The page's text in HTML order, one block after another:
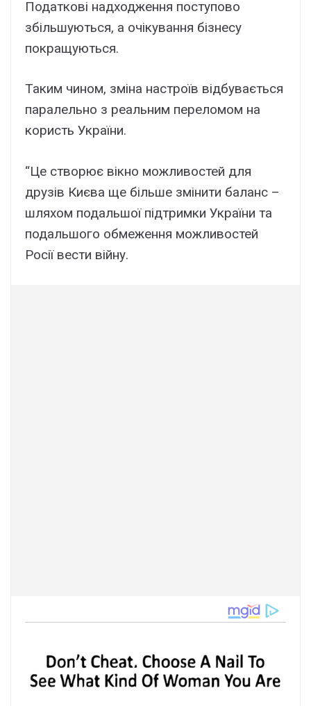
Податкові надходження поступово
збільшуються, а очікування бізнесу
покращуються.
Таким чином, зміна настроїв відбувається
паралельно з реальним переломом на
користь України.
“Це створює вікно можливостей для
друзів Києва ще більше змінити баланс –
шляхом подальшої підтримки України та
подальшого обмеження можливостей
Росії вести війну.